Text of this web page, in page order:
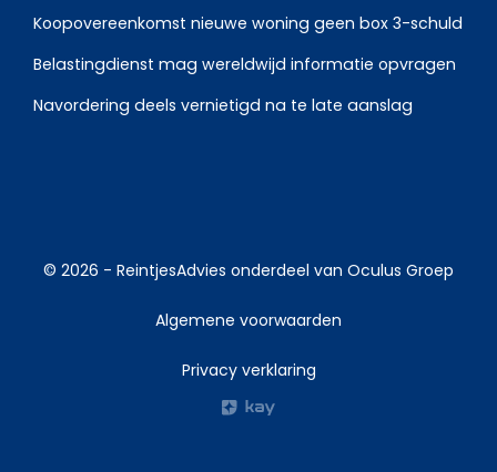
Koopovereenkomst nieuwe woning geen box 3-schuld
Belastingdienst mag wereldwijd informatie opvragen
Navordering deels vernietigd na te late aanslag
© 2026 - ReintjesAdvies onderdeel van Oculus Groep
Algemene voorwaarden
Privacy verklaring